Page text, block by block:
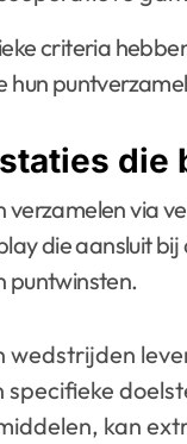
criteria
hun
die
verzamelen via
die aansluit
puntwinsten.
wedstrijden
specifieke
kan